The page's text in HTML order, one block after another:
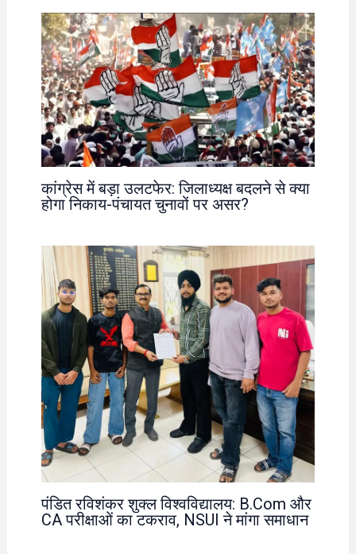
कांग्रेस में बड़ा उलटफेर: जिलाध्यक्ष बदलने से क्या
होगा निकाय-पंचायत चुनावों पर असर?
पंडित रविशंकर शुक्ल विश्वविद्यालय: B.Com और
CA परीक्षाओं का टकराव, NSUI ने मांगा समाधान